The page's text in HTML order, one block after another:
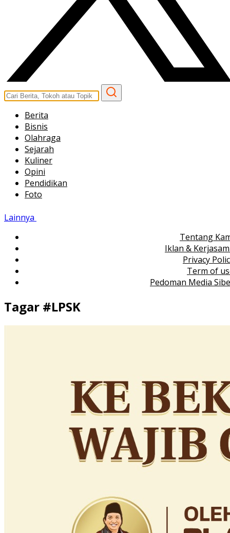
Berita
Bisnis
Olahraga
Sejarah
Kuliner
Opini
Pendidikan
Foto
Lainnya
Tentang
Iklan &
Privacy
Term of
Pedoman Media
Tagar #LPSK